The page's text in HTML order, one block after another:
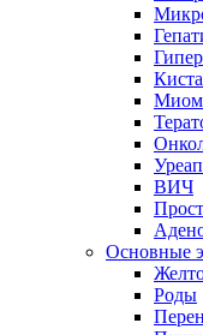
ВИЧ
Основные
Роды